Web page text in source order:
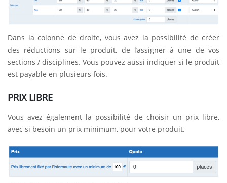
Dans la colonne de droite, vous avez la possibilité de créer
des réductions sur le produit, de l’assigner à une de vos
sections / disciplines. Vous pouvez aussi indiquer si le produit
est payable en plusieurs fois.
PRIX LIBRE
Vous avez également la possibilité de choisir un prix libre,
avec si besoin un prix minimum, pour votre produit.